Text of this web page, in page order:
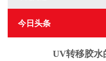
今日头条
UV转移胶水